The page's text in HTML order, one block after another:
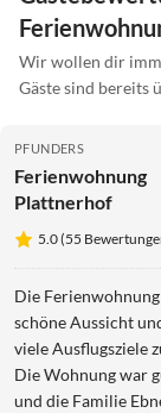
Wir wollen dir
Gäste sind bereits
PFUNDERS
Ferienwohnung
Plattnerhof
5.0 (55
Die
schöne Aussicht
viele Ausflugsziele
Die Wohnung war
und die Familie